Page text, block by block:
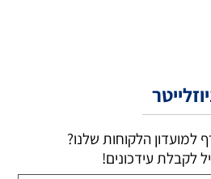
למועדון הלקוחות שלנו?
לקבלת עידכונים!